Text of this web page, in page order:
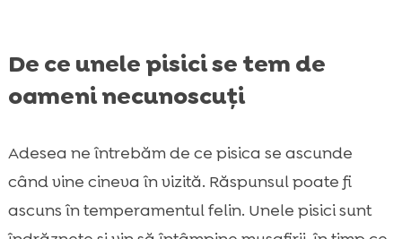
De ce unele pisici se tem de
oameni necunoscuți
Adesea ne întrebăm de ce pisica se ascunde
când vine cineva în vizită. Răspunsul poate fi
ascuns în temperamentul felin. Unele pisici sunt